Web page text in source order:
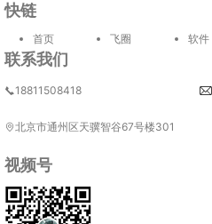
快链
首页 飞圈 软件
联系我们
18811508418
北京市通州区天骥智谷67号楼301
视频号